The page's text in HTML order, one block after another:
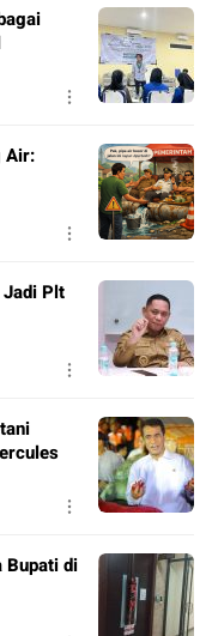
Air:
Plt
Bupati di